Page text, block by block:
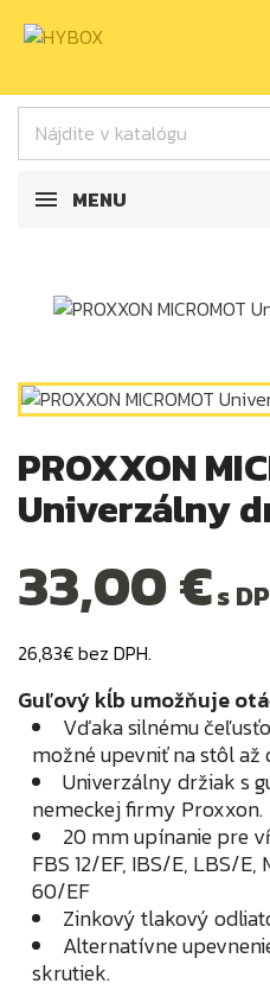
MENU
PROXXON
Univerzálny
33,00 €s
26,83€ bez DPH.
Guľový kĺb umožňuje
Vďaka silnému
možné upevniť na stôl až
Univerzálny držiak s
nemeckej firmy Proxxon.
20 mm upínanie pre
FBS 12/EF, IBS/E, LBS/E,
60/EF
Zinkový tlakový
Alternatívne
skrutiek.